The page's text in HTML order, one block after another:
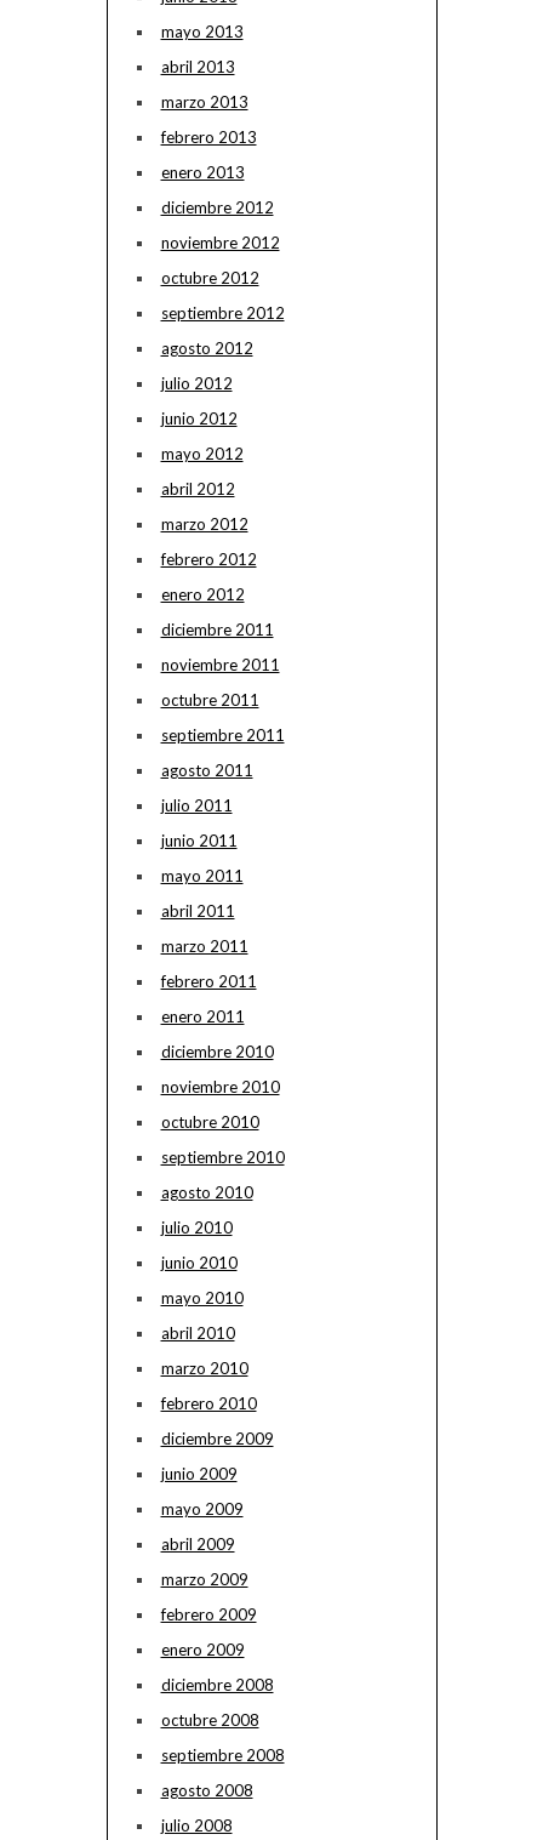
mayo 2013
abril 2013
marzo 2013
febrero 2013
enero 2013
diciembre 2012
noviembre 2012
octubre 2012
septiembre 2012
agosto 2012
julio 2012
junio 2012
mayo 2012
abril 2012
marzo 2012
febrero 2012
enero 2012
diciembre 2011
noviembre 2011
octubre 2011
septiembre 2011
agosto 2011
julio 2011
junio 2011
mayo 2011
abril 2011
marzo 2011
febrero 2011
enero 2011
diciembre 2010
noviembre 2010
octubre 2010
septiembre 2010
agosto 2010
julio 2010
junio 2010
mayo 2010
abril 2010
marzo 2010
febrero 2010
diciembre 2009
junio 2009
mayo 2009
abril 2009
marzo 2009
febrero 2009
enero 2009
diciembre 2008
octubre 2008
septiembre 2008
agosto 2008
julio 2008